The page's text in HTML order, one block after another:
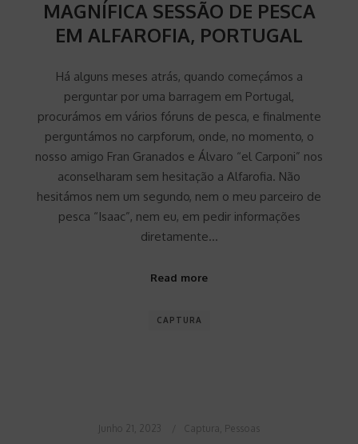
MAGNÍFICA SESSÃO DE PESCA
EM ALFAROFIA, PORTUGAL
Há alguns meses atrás, quando começámos a
perguntar por uma barragem em Portugal,
procurámos em vários fóruns de pesca, e finalmente
perguntámos no carpforum, onde, no momento, o
nosso amigo Fran Granados e Álvaro “el Carponi” nos
aconselharam sem hesitação a Alfarofia. Não
hesitámos nem um segundo, nem o meu parceiro de
pesca “Isaac”, nem eu, em pedir informações
diretamente…
Read more
CAPTURA
Junho 21, 2023 Captura, Pessoas